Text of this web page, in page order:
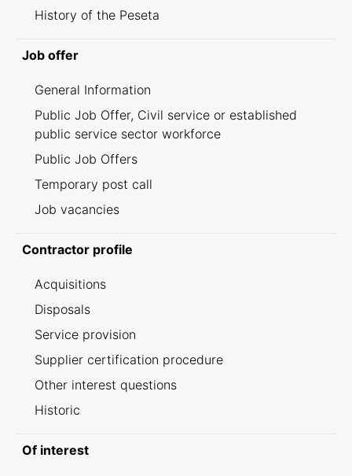
History of the Peseta
Job offer
General Information
Public Job Offer, Civil service or established
public service sector workforce
Public Job Offers
Temporary post call
Job vacancies
Contractor profile
Acquisitions
Disposals
Service provision
Supplier certification procedure
Other interest questions
Historic
Of interest